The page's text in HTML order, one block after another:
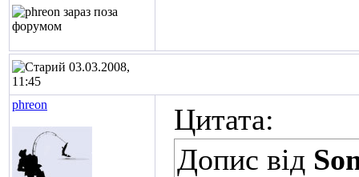
03.03.2008,
11:45
phreon
Цитата:
Допис від